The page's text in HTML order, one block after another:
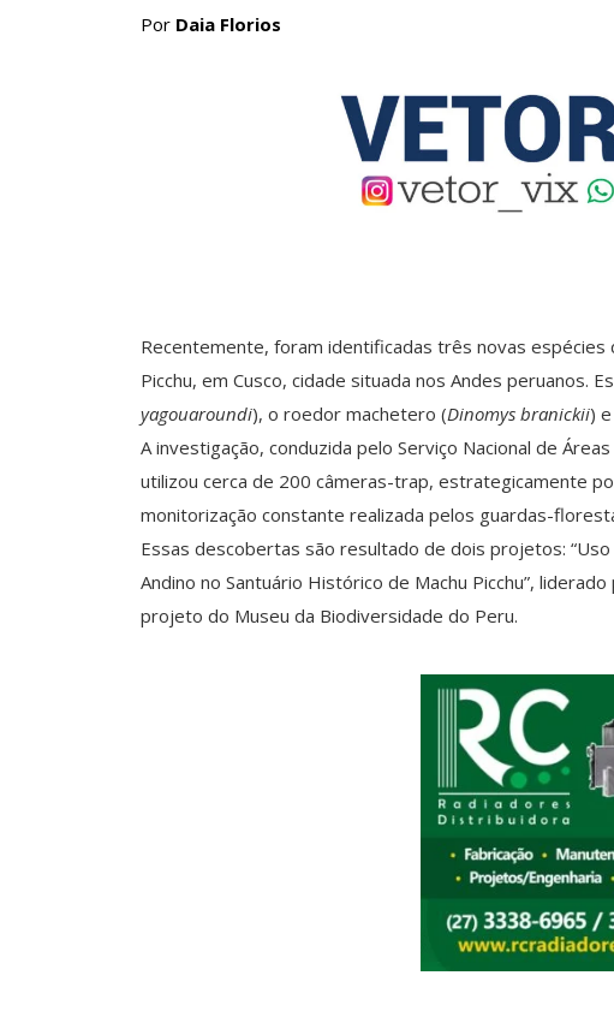
Por Daia Florios
Recentemente, foram identificadas três novas
Picchu, em Cusco, cidade situada nos Andes peruanos.
yagouaroundi), o roedor machetero (Dinomys branickii)
A investigação, conduzida pelo Serviço Nacional de
utilizou cerca de 200 câmeras-trap, estrategicamente
monitorização constante realizada pelos guardas-
Essas descobertas são resultado de dois projetos:
Andino no Santuário Histórico de Machu Picchu”,
projeto do Museu da Biodiversidade do Peru.